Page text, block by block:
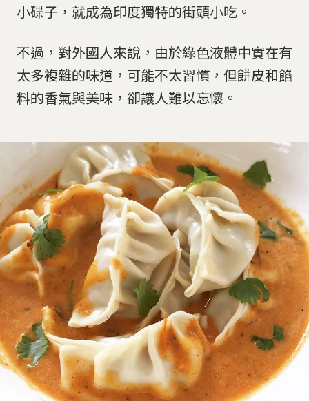
小碟子，就成為印度獨特的街頭小吃。
不過，對外國人來說，由於綠色液體中實在有
太多複雜的味道，可能不太習慣，但餅皮和餡
料的香氣與美味，卻讓人難以忘懷。